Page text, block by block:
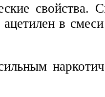
свойства.
в